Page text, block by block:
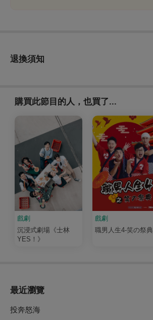
退換須知
購買此節目的人，也買了...
戲劇
沉浸式劇場《士林
YES！》
戲劇
職男人生4-笑の祭典
最近瀏覽
投奔怒海